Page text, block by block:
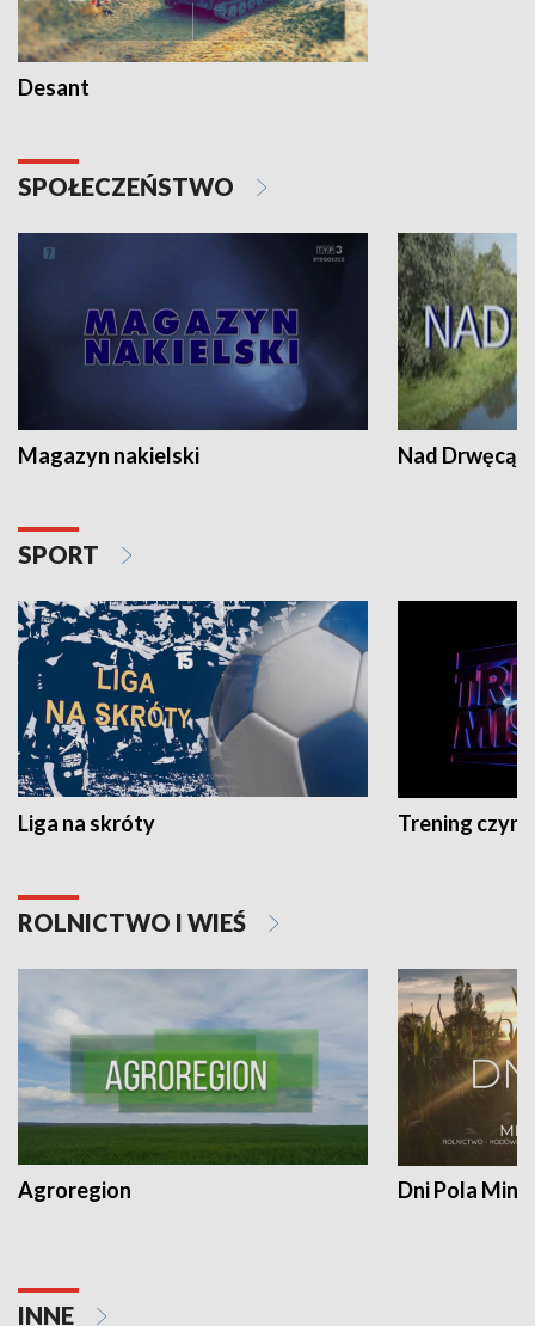
Desant
SPOŁECZEŃSTWO
Magazyn nakielski Nad Drwęcą
SPORT
Liga na skróty Trening czyni
ROLNICTWO I WIEŚ
Agroregion Dni Pola
INNE